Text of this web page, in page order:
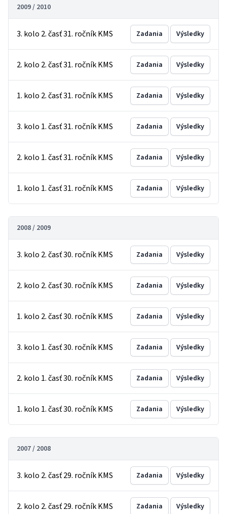
2009 / 2010
3. kolo 2. časť 31. ročník KMS Zadania Výsledky
2. kolo 2. časť 31. ročník KMS Zadania Výsledky
1. kolo 2. časť 31. ročník KMS Zadania Výsledky
3. kolo 1. časť 31. ročník KMS Zadania Výsledky
2. kolo 1. časť 31. ročník KMS Zadania Výsledky
1. kolo 1. časť 31. ročník KMS Zadania Výsledky
2008 / 2009
3. kolo 2. časť 30. ročník KMS Zadania Výsledky
2. kolo 2. časť 30. ročník KMS Zadania Výsledky
1. kolo 2. časť 30. ročník KMS Zadania Výsledky
3. kolo 1. časť 30. ročník KMS Zadania Výsledky
2. kolo 1. časť 30. ročník KMS Zadania Výsledky
1. kolo 1. časť 30. ročník KMS Zadania Výsledky
2007 / 2008
3. kolo 2. časť 29. ročník KMS Zadania Výsledky
2. kolo 2. časť 29. ročník KMS Zadania Výsledky